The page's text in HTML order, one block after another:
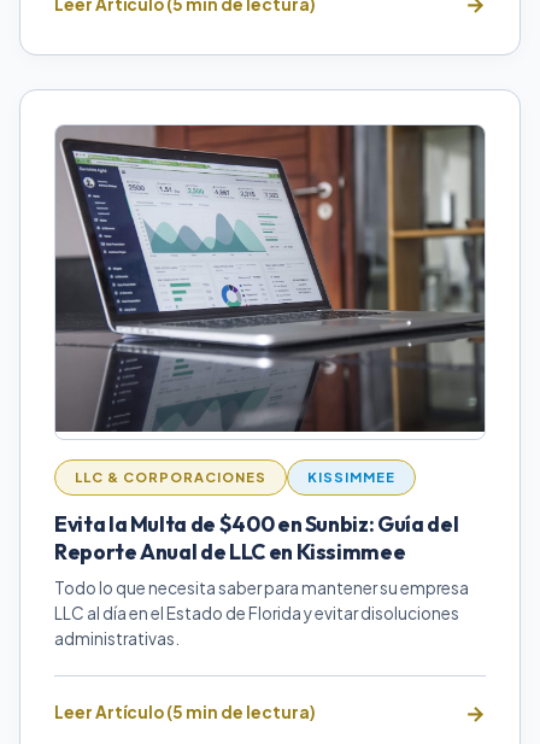
LLC & CORPORACIONES KISSIMMEE
Evita la Multa de $400 en Sunbiz: Guía del
Reporte Anual de LLC en Kissimmee
Todo lo que necesita saber para mantener su empresa
LLC al día en el Estado de Florida y evitar disoluciones
administrativas.
Leer Artículo (5 min de lectura)